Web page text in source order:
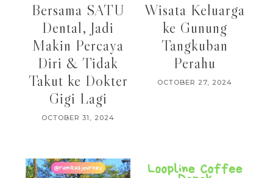
Bersama SATU
Dental, Jadi
Makin Percaya
Diri & Tidak
Takut ke Dokter
Gigi Lagi
OCTOBER 31, 2024
Wisata Keluarga
ke Gunung
Tangkuban
Perahu
OCTOBER 27, 2024